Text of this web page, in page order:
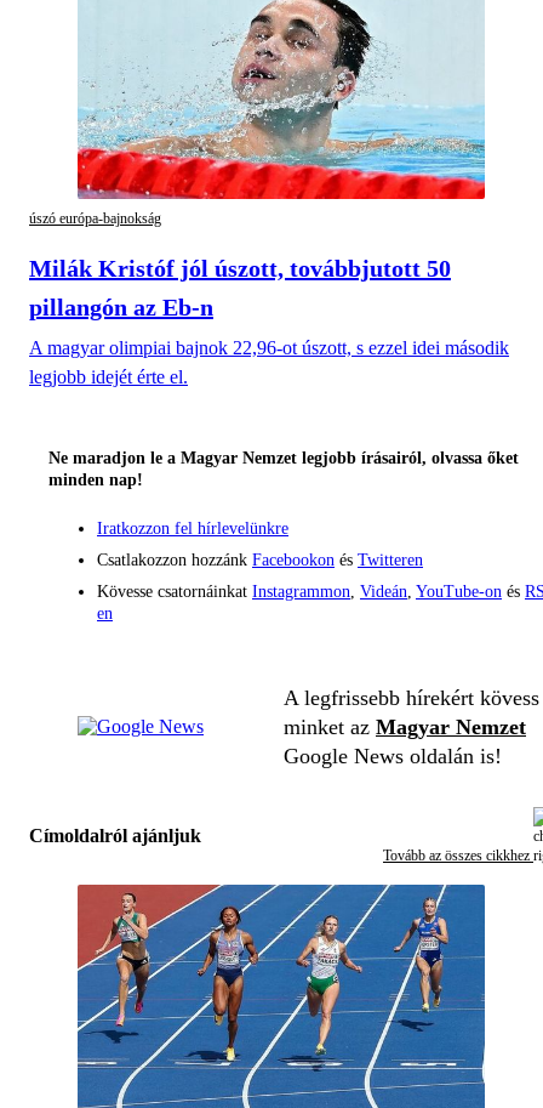
úszó európa-bajnokság
Milák Kristóf jól úszott, továbbjutott 50
pillangón az Eb-n
A magyar olimpiai bajnok 22,96-ot úszott, s ezzel idei második
legjobb idejét érte el.
Ne maradjon le a Magyar Nemzet legjobb írásairól, olvassa őket
minden nap!
Iratkozzon fel hírlevelünkre
Csatlakozzon hozzánk Facebookon és Twitteren
Kövesse csatornáinkat Instagrammon Videán YouTube-on és
en
A legfrissebb hírekért kövess
minket az Magyar Nemzet
Google News oldalán is!
Címoldalról ajánljuk
Tovább az összes cikkhez